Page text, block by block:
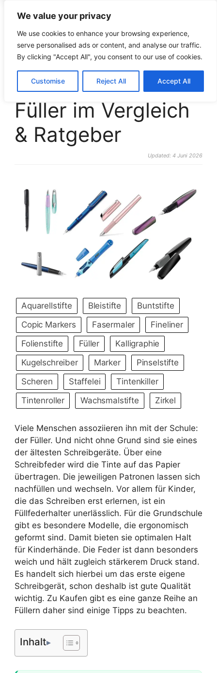
We value your privacy
We use cookies to enhance your browsing experience,
serve personalised ads or content, and analyse our traffic.
By clicking "Accept All", you consent to our use of cookies.
Customise Reject All Accept All
croco-puzzle.de
Die 10 besten
Füller im Vergleich
& Ratgeber
Updated: 4 Juni 2026
Aquarellstifte Bleistifte
Buntstifte
Copic Markers
Fasermaler
Fineliner
Folienstifte
Füller
Kalligraphie
Kugelschreiber
Marker
Pinselstifte
Scheren
Staffelei
Tintenkiller
Tintenroller
Wachsmalstifte Zirkel
Viele Menschen assoziieren ihn mit der Schule:
der Füller. Und nicht ohne Grund sind sie eines
der ältesten Schreibgeräte. Über eine
Schreibfeder wird die Tinte auf das Papier
übertragen. Die jeweiligen Patronen lassen sich
nachfüllen und wechseln. Vor allem für Kinder,
die das Schreiben erst erlernen, ist ein
Füllfederhalter unerlässlich. Für die Grundschule
gibt es besondere Modelle, die ergonomisch
geformt sind. Damit bieten sie optimalen Halt
für Kinderhände. Die Feder ist dann besonders
weich und hält zugleich stärkerem Druck stand.
Es handelt sich hierbei um das erste eigene
Schreibgerät, schon deshalb ist gute Qualität
wichtig. Zu Kaufen gibt es eine ganze Reihe an
Füllern daher sind einige Tipps zu beachten.
Inhalt